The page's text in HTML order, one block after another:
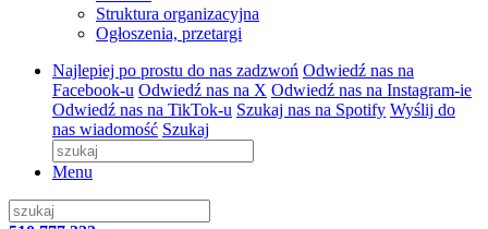
Struktura organizacyjna
Ogłoszenia, przetargi
Najlepiej po prostu do nas zadzwoń Odwiedź nas na
Facebook-u Odwiedź nas na X Odwiedź nas na Instagram-ie
Odwiedź nas na TikTok-u Szukaj nas na Spotify Wyślij do
nas wiadomość Szukaj
Menu